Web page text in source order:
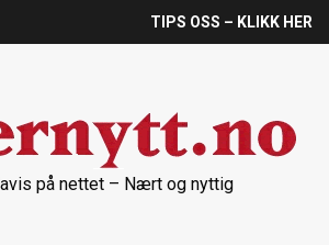
TIPS OSS – KLIKK HER
på nettet – Nært og nyttig